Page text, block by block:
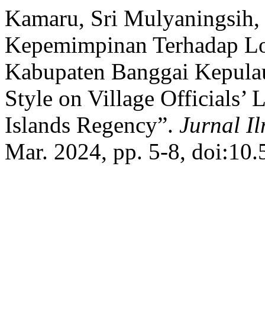
Kamaru, Sri Mulyaningsih,
Kepemimpinan Terhadap
Kabupaten Banggai
Style on Village Officials’
Islands Regency”. Jurnal
Mar. 2024, pp. 5-8,